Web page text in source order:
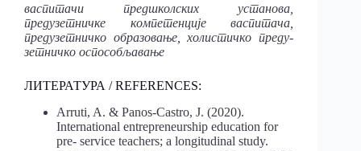
васпитачи предшколских установа,
предузетничке компетенције васпитача,
предузетничко образовање, холистичко преду-
зетничко оспособљавање
ЛИТЕРАТУРА / REFERENCES:
Arruti, A. & Panos-Castro, J. (2020).
International entrepreneurship education for
pre- service teachers; a longitudinal study.